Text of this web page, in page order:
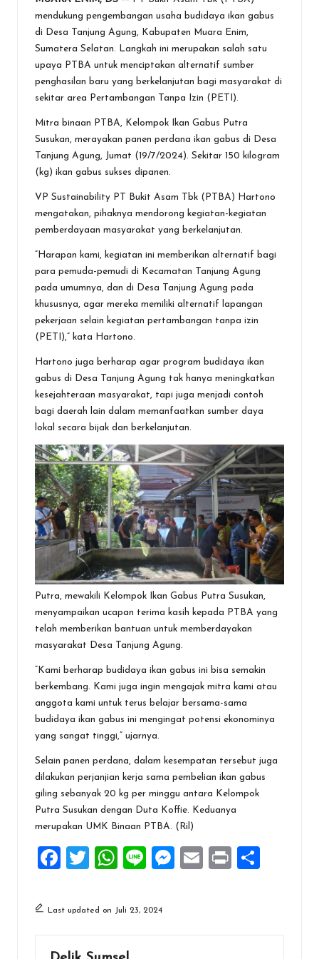
ce
b
o
o
k
tt
er
at
s
A
p
p
e
se
n
g
er
ai
l
t
ar
mendukung pengembangan usaha budidaya ikan gabus
di Desa Tanjung Agung, Kabupaten Muara Enim,
Sumatera Selatan. Langkah ini merupakan salah satu
upaya PTBA untuk menciptakan alternatif sumber
penghasilan baru yang berkelanjutan bagi masyarakat di
sekitar area Pertambangan Tanpa Izin (PETI).
Mitra binaan PTBA, Kelompok Ikan Gabus Putra
Susukan, merayakan panen perdana ikan gabus di Desa
Tanjung Agung, Jumat (19/7/2024). Sekitar 150 kilogram
(kg) ikan gabus sukses dipanen.
VP Sustainability PT Bukit Asam Tbk (PTBA) Hartono
mengatakan, pihaknya mendorong kegiatan-kegiatan
pemberdayaan masyarakat yang berkelanjutan.
“Harapan kami, kegiatan ini memberikan alternatif bagi
para pemuda-pemudi di Kecamatan Tanjung Agung
pada umumnya, dan di Desa Tanjung Agung pada
khususnya, agar mereka memiliki alternatif lapangan
pekerjaan selain kegiatan pertambangan tanpa izin
(PETI),” kata Hartono.
Hartono juga berharap agar program budidaya ikan
gabus di Desa Tanjung Agung tak hanya meningkatkan
kesejahteraan masyarakat, tapi juga menjadi contoh
bagi daerah lain dalam memanfaatkan sumber daya
lokal secara bijak dan berkelanjutan.
Putra, mewakili Kelompok Ikan Gabus Putra Susukan,
menyampaikan ucapan terima kasih kepada PTBA yang
telah memberikan bantuan untuk memberdayakan
masyarakat Desa Tanjung Agung.
“Kami berharap budidaya ikan gabus ini bisa semakin
berkembang. Kami juga ingin mengajak mitra kami atau
anggota kami untuk terus belajar bersama-sama
budidaya ikan gabus ini mengingat potensi ekonominya
yang sangat tinggi,” ujarnya.
Selain panen perdana, dalam kesempatan tersebut juga
dilakukan perjanjian kerja sama pembelian ikan gabus
giling sebanyak 20 kg per minggu antara Kelompok
Putra Susukan dengan Duta Koffie. Keduanya
merupakan UMK Binaan PTBA. (Ril)
F
ce
o
T
tt
W
at
A
Li
e
M
E
Pr
Last updated on Juli 23, 2024